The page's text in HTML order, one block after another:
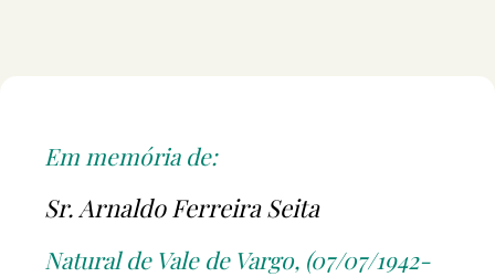
Em memória de:
Sr. Arnaldo Ferreira Seita
Natural de Vale de Vargo, (07/07/1942-